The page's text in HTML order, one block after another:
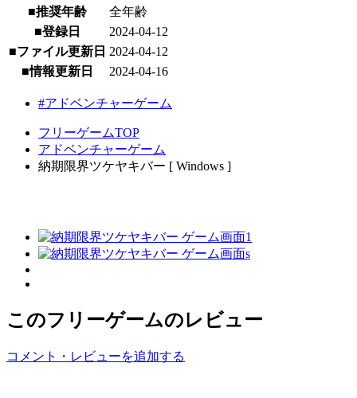
■推奨年齢
全年齢
■登録日
2024-04-12
■ファイル更新日 2024-04-12
■情報更新日
2024-04-16
#アドベンチャーゲーム
フリーゲームTOP
アドベンチャーゲーム
納期限界ツケヤキバー [ Windows ]
このフリーゲームのレビュー
コメント・レビューを追加する